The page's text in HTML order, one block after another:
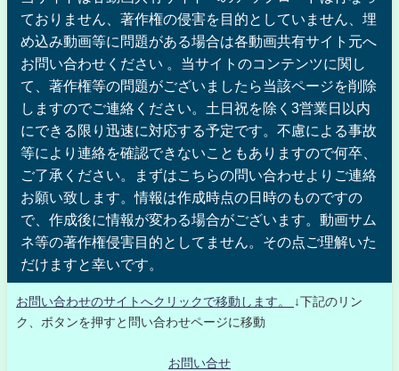
ておりません、著作権の侵害を目的としていません、埋
め込み動画等に問題がある場合は各動画共有サイト元へ
お問い合わせください 。当サイトのコンテンツに関し
て、著作権等の問題がございましたら当該ページを削除
しますのでご連絡ください。土日祝を除く3営業日以内
にできる限り迅速に対応する予定です。不慮による事故
等により連絡を確認できないこともありますので何卒、
ご了承ください。まずはこちらの問い合わせよりご連絡
お願い致します。情報は作成時点の日時のものですの
で、作成後に情報が変わる場合がございます。動画サム
ネ等の著作権侵害目的としてません。その点ご理解いた
だけますと幸いです。
お問い合わせのサイトへクリックで移動します。
↓下記のリン
ク、ボタンを押すと問い合わせページに移動
お問い合せ